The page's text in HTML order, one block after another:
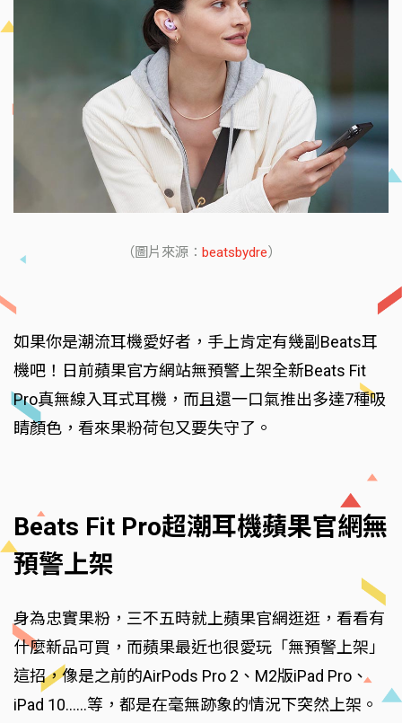
（圖片來源： beatsbydre）
如果你是潮流耳機愛好者，手上肯定有幾副Beats耳
機吧！日前蘋果官方網站無預警上架全新Beats Fit
Pro真無線入耳式耳機，而且還一口氣推出多達7種吸
睛顏色，看來果粉荷包又要失守了。
Beats Fit Pro超潮耳機蘋果官網無
預警上架
身為忠實果粉，三不五時就上蘋果官網逛逛，看看有
什麼新品可買，而蘋果最近也很愛玩「無預警上架」
這招，像是之前的AirPods Pro 2、M2版iPad Pro、
iPad 10……等，都是在毫無跡象的情況下突然上架。